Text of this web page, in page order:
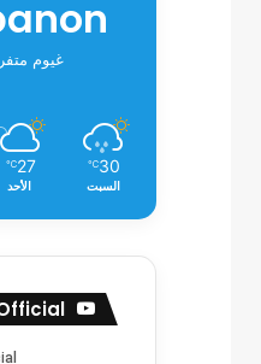
غيوم
30
℃
السبت
27
℃
الأحد